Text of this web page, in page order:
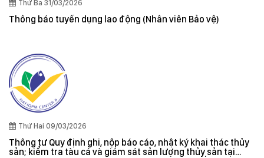
Thứ Ba 31/03/2026
Thông báo tuyển dụng lao động (Nhân viên Bảo vệ)
Thứ Hai 09/03/2026
Thông tư Quy định ghi, nộp báo cáo, nhật ký khai thác thủy
sản; kiểm tra tàu cá và giám sát sản lượng thủy sản tại